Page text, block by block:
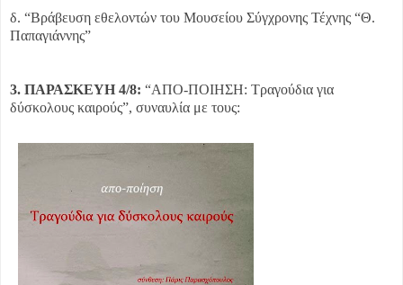
δ. “Βράβευση εθελοντών του Μουσείου Σύγχρονης Τέχνης “Θ.
Παπαγιάννης”
3. ΠΑΡΑΣΚΕΥΗ 4/8: “ΑΠΟ-ΠΟΙΗΣΗ: Τραγούδια για
δύσκολους καιρούς”, συναυλία με τους: